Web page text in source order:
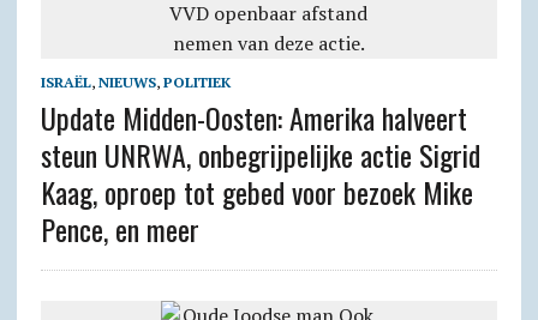
ISRAËL, NIEUWS, POLITIEK
Update Midden-Oosten: Amerika halveert
steun UNRWA, onbegrijpelijke actie Sigrid
Kaag, oproep tot gebed voor bezoek Mike
Pence, en meer